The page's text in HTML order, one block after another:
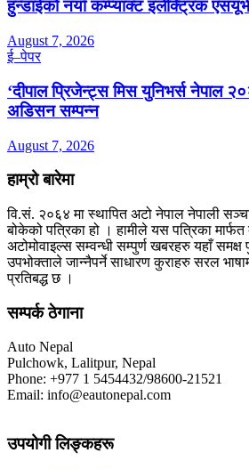
हुन्डाईको नयाँ कम्प्याक्ट इलेक्ट्रिक
August 7, 2026
ई–पेपर
‘दीपाल प्रिजेन्ट्स मिस युनिभर्स नेपाल
अडिसन सम्पन्न
August 7, 2026
हाम्रो बारेमा
वि.सं. २०६४ मा स्थापित अटो नेपाल नेपाली
बोकेको पत्रिका हो । हामीले यस पत्रिका
अटोमोवाइल्स सम्वन्धी सम्पुर्ण खबरहरु यहाँ
उपभोक्ताले जान्नैपर्ने साधारण कुराहरु सरल
प्रतिबद्ध छ ।
सम्पर्क ठेगाना
Auto Nepal
Pulchowk, Lalitpur, Nepal
Phone: +977 1 5454432/98600-21521
Email: info@eautonepal.com
उपयोगी लिङ्कहरू